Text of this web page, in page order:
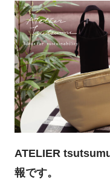
ATELIER
報です。